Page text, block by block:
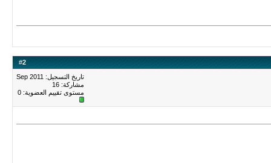
#2
تاريخ التسجيل: Sep 2011
مشاركة: 16
مستوى تقييم العضوية: 0